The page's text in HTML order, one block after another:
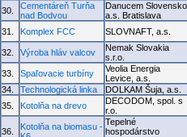
30.
Cementáreň Turňa
nad Bodvou
Danucem Slovensko
a.s. Bratislava
31. Komplex FCC SLOVNAFT, a.s.
32. Výroba hláv valcov
Nemak Slovakia
s.r.o.
33. Spaľovacie turbíny
Veolia Energia
Levice, a.s.
34.
Technologická linka DOLKAM Šuja, a.s.
35.
Kotolňa na drevo
DECODOM, spol. s
r.o.
36.
Kotolňa na biomasu - Tepelné
hospodárstvo